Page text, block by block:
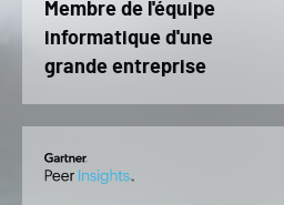
Membre de l'équipe
informatique d'une
grande entreprise